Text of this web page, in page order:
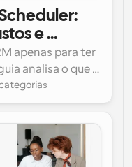
e
[2026]
apenas para ter
analisa o que o
fazer em
uma ferramenta